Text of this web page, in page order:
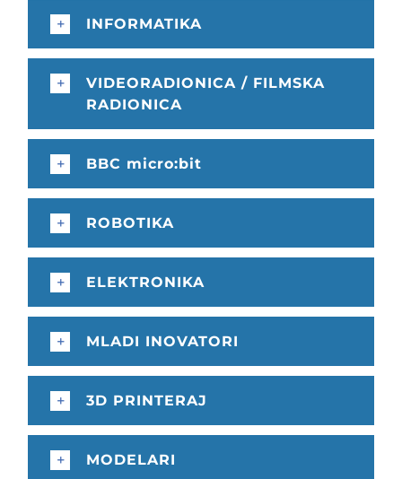
INFORMATIKA
VIDEORADIONICA / FILMSKA
RADIONICA
BBC micro:bit
ROBOTIKA
ELEKTRONIKA
MLADI INOVATORI
3D PRINTERAJ
MODELARI